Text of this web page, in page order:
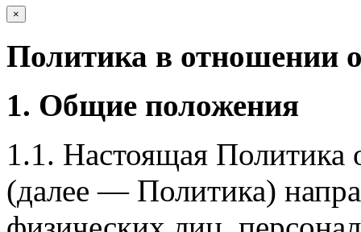
×
Политика в отношении
1. Общие положения
1.1. Настоящая Политика
(далее — Политика)